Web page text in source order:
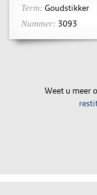
Term: Goudstikker
Nummer: 3093
Weet u meer